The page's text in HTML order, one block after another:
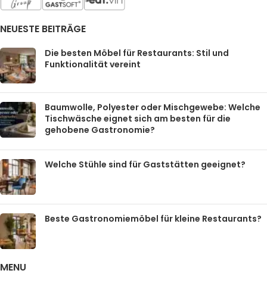
NEUESTE BEITRÄGE
Die besten Möbel für Restaurants: Stil und
Funktionalität vereint
Baumwolle, Polyester oder Mischgewebe: Welche
Tischwäsche eignet sich am besten für die
gehobene Gastronomie?
Welche Stühle sind für Gaststätten geeignet?
Beste Gastronomiemöbel für kleine Restaurants?
MENU